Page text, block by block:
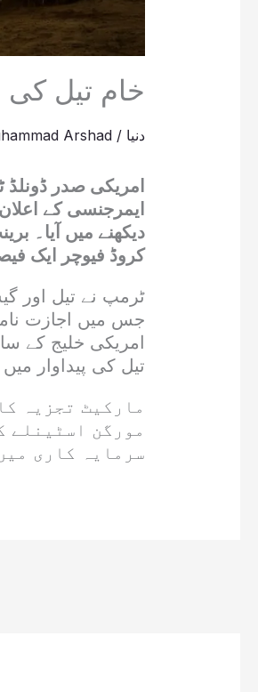
خام تیل کی
دنیا /
Arshad
امریکی صدر
ایمرجنسی کے
کروڈ فیوچر ایک فیصد اضافے کے بعد
ٹرمپ نے تیل اور
جس میں اجازت
امریکی خلیج کے
تیل کی پیداوار میں روزانہ 130,000 سے 160,000 بیرل تک کمی
مارکیٹ تجزیہ
مورگن اسٹینلے
سرمایہ کاری